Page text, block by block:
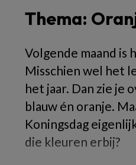
Thema:
Volgende maand is
Misschien wel het
het jaar. Dan zie je
blauw én oranje.
Koningsdag
die kleuren erbij?